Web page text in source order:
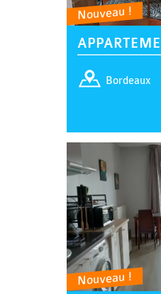
Nouveau !
Bordeaux
Nouveau !